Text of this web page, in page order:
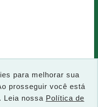
para melhorar sua
prosseguir você está
Leia nossa Política de